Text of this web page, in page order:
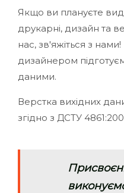
Якщо ви плануєте
друкарні, дизайн та
нас, зв'яжіться з
дизайнером
даними.
Верстка вихідних
згідно з ДСТУ